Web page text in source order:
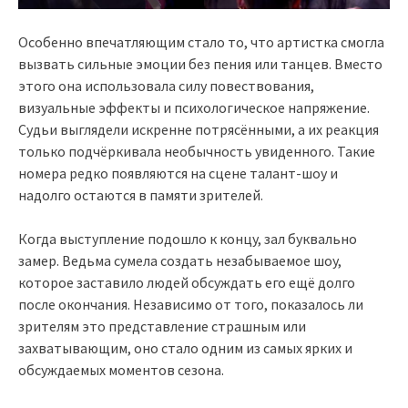
Особенно впечатляющим стало то, что артистка смогла
вызвать сильные эмоции без пения или танцев. Вместо
этого она использовала силу повествования,
визуальные эффекты и психологическое напряжение.
Судьи выглядели искренне потрясёнными, а их реакция
только подчёркивала необычность увиденного. Такие
номера редко появляются на сцене талант-шоу и
надолго остаются в памяти зрителей.
Когда выступление подошло к концу, зал буквально
замер. Ведьма сумела создать незабываемое шоу,
которое заставило людей обсуждать его ещё долго
после окончания. Независимо от того, показалось ли
зрителям это представление страшным или
захватывающим, оно стало одним из самых ярких и
обсуждаемых моментов сезона.